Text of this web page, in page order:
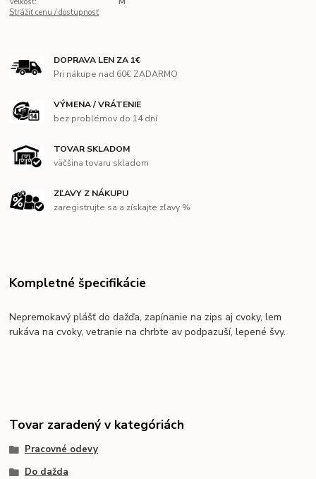
Strážiť cenu / dostupnosť
DOPRAVA LEN ZA 1€
Pri nákupe nad 60€ ZADARMO
VÝMENA / VRÁTENIE
bez problémov do 14 dní
TOVAR SKLADOM
väčšina tovaru skladom
ZĽAVY Z NÁKUPU
zaregistrujte sa a získajte zľavy %
Kompletné špecifikácie
Nepremokavý plášť do dažďa, zapínanie na zips aj cvoky, lem
rukáva na cvoky, vetranie na chrbte av podpazuší, lepené švy.
Tovar zaradený v kategóriách
Pracovné odevy
Do dažda